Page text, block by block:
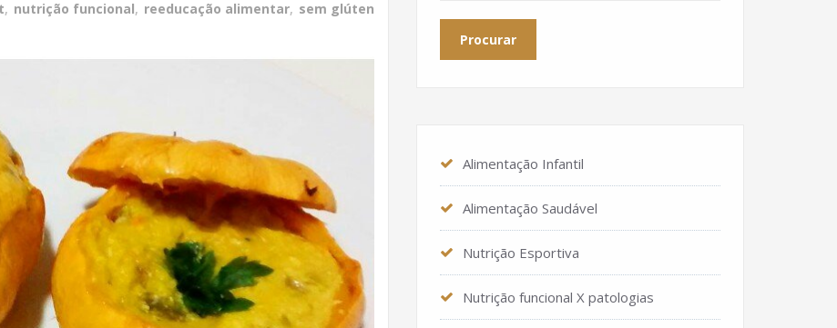
, nutrição funcional, reeducação alimentar, sem glúten
Alimentação Infantil
Alimentação Saudável
Nutrição Esportiva
Nutrição funcional X patologias